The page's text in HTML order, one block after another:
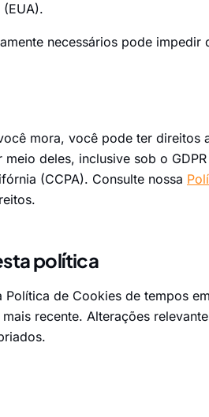
(EUA).
necessários pode
mora, você pode ter direitos
deles, inclusive sob o
(CCPA). Consulte nossa
política
Política de Cookies de tempos
recente. Alterações